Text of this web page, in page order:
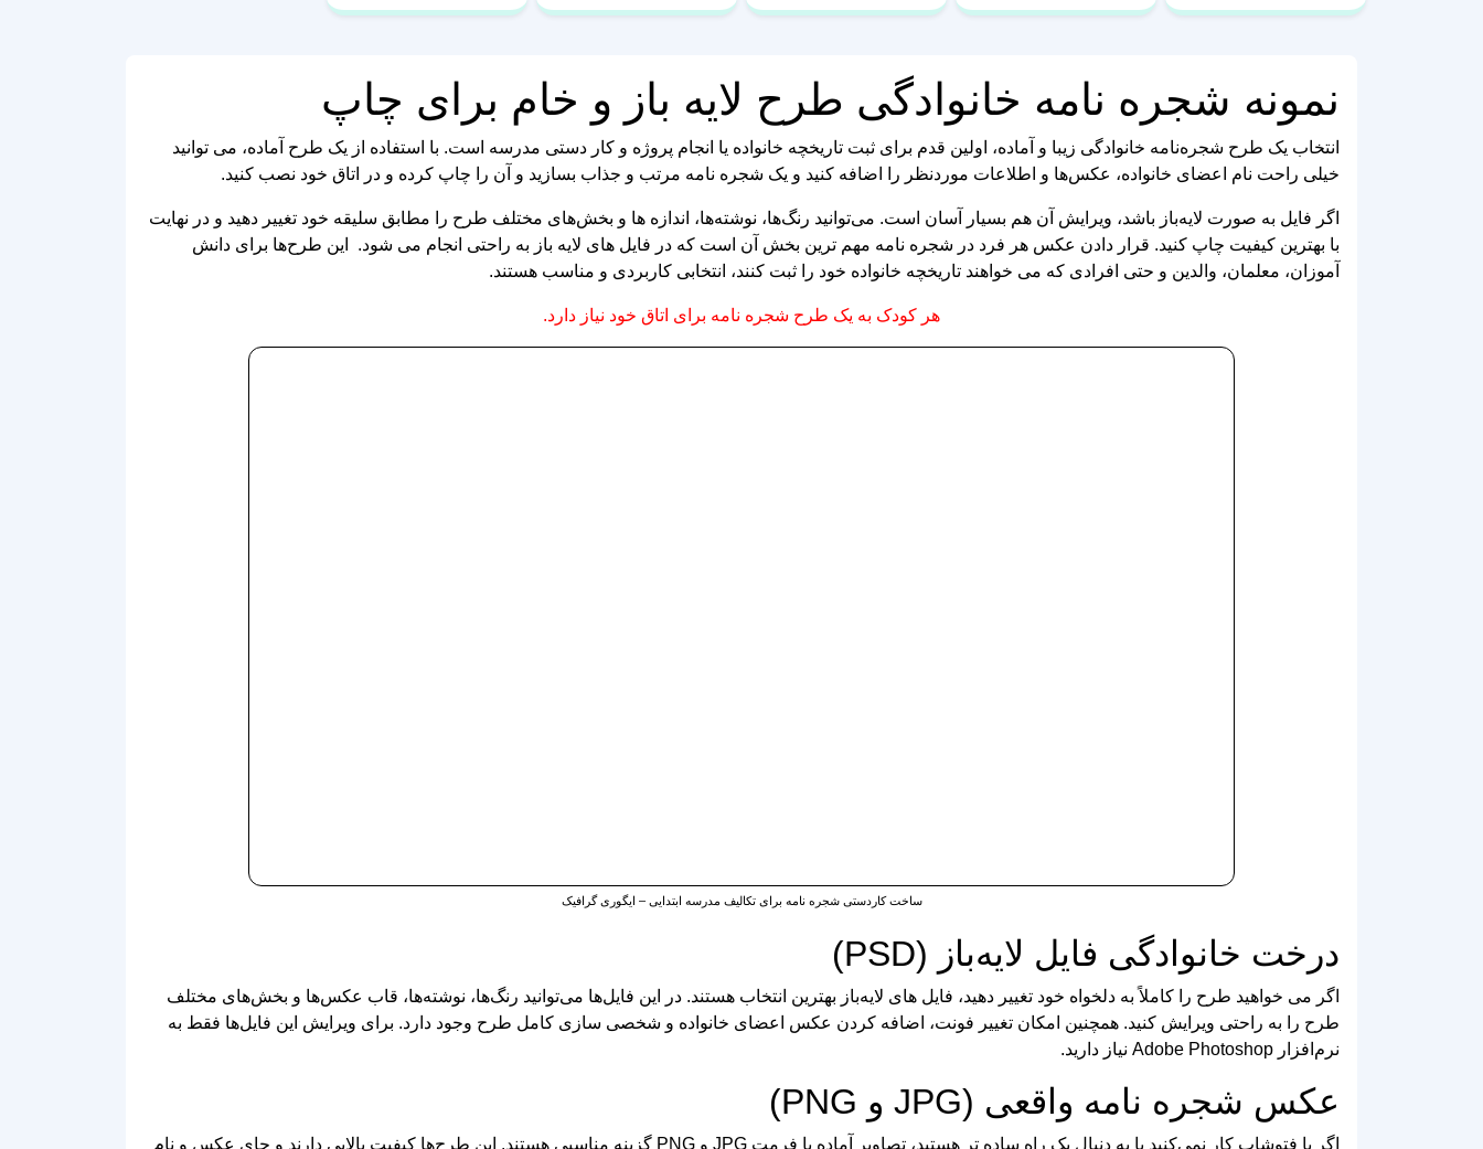
نمونه شجره نامه خانوادگی طرح لایه باز و خام برای چاپ
انتخاب یک طرح شجره‌نامه خانوادگی زیبا و آماده، اولین قدم برای ثبت تاریخچه خانواده یا انجام پروژه و کار دستی مدرسه است. با استفاده از یک طرح آماده، می‌ توانید
خیلی راحت نام اعضای خانواده، عکس‌ها و اطلاعات موردنظر را اضافه کنید و یک شجره‌ نامه مرتب و جذاب بسازید و آن را چاپ کرده و در اتاق خود نصب کنید.
اگر فایل به صورت لایه‌باز باشد، ویرایش آن هم بسیار آسان است. می‌توانید رنگ‌ها، نوشته‌ها، اندازه‌ ها و بخش‌های مختلف طرح را مطابق سلیقه خود تغییر دهید و در نهایت
با بهترین کیفیت چاپ کنید. قرار دادن عکس هر فرد در شجره نامه مهم ترین بخش آن است که در فایل های لایه باز به راحتی انجام می شود. این طرح‌ها برای دانش‌
هر کودک به یک طرح شجره نامه برای اتاق خود نیاز دارد.
درخت خانوادگی فایل لایه‌باز (PSD)
طرح را به راحتی ویرایش کنید. همچنین امکان تغییر فونت، اضافه کردن عکس اعضای خانواده و شخصی‌ سازی کامل طرح وجود دارد. برای ویرایش این فایل‌ها فقط به
نرم‌افزار Adobe Photoshop نیاز دارید.
عکس شجره نامه واقعی (JPG و PNG)
اعضای خانواده در آن‌ها مشخص شده است. می‌ توانید با گوشی یا کامپیوتر، نام‌ها را روی تصویر بنویسید یا آن را چاپ کنید و اطلاعات را با دست کامل کنید.
این نوع طرح‌ها برای تکالیف مدرسه، پروژه‌های دانش‌آموزی و فعالیت‌های آموزشی بسیار مناسب هستند و بدون نیاز به مهارت در طراحی، می‌توانید در مدت کوتاهی یک